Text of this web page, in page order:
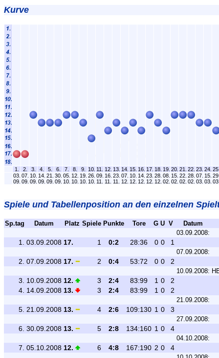
Kurve
1. 2. 3. 4. 5. 6. 7. 8. 9. 10. 11. 12. 13. 14. 15. 16. 17. 18. 19. 20. 21. 22. 23. 24.
03.
09.
07.
09.
10.
09.
14.
09.
21.
09.
30.
09.
05.
10.
12.
10.
19.
10.
26.
10.
09.
11.
16.
11.
23.
11.
07.
12.
10.
12.
14.
12.
23.
12.
28.
12.
08.
02.
15.
02.
22.
02.
28.
02.
07.
03.
15.
03.
Spiele und Tabellenposition an den einzelnen
Sp.tag Datum Platz Spiele Punkte Tore G U V
Datum
03.09.2008:
1. 03.09.2008 17. 1 0:2 28:36 0 0 1
07.09.2008:
2. 07.09.2008 17. 2 0:4 53:72 0 0 2
10.09.2008:
3. 10.09.2008 12. 3 2:4 83:99 1 0
2
4. 14.09.2008 13. 3 2:4 83:99 1 0 2
21.09.2008:
5. 21.09.2008 13. 4 2:6 109:130 1 0 3
27.09.2008:
6. 30.09.2008 13. 5 2:8 134:160 1 0 4
04.10.2008:
7. 05.10.2008 12. 6 4:8 167:190 2 0 4